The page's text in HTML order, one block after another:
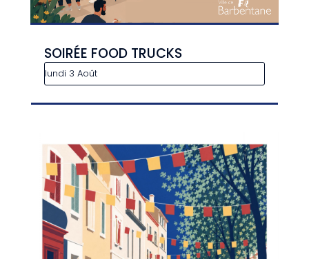
SOIRÉE FOOD TRUCKS
lundi 3 Août